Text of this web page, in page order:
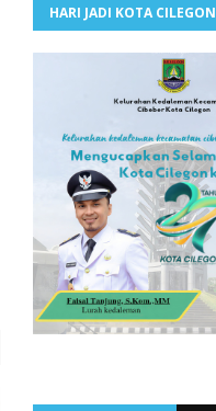
HARI JADI KOTA CILEGON